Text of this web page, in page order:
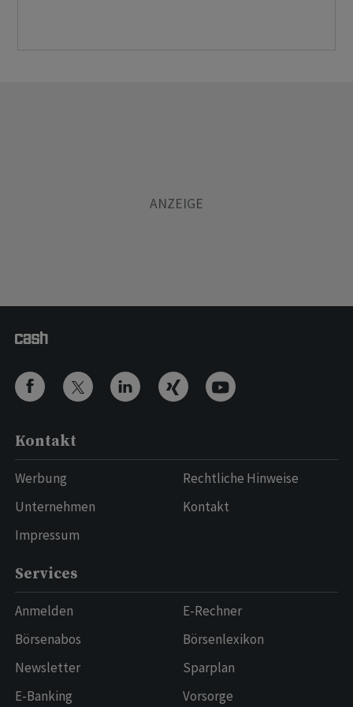
Kontakt
Werbung
Unternehmen
Impressum
Rechtliche Hinweise
Kontakt
Services
Anmelden
Börsenabos
Newsletter
E-Banking
E-Rechner
Börsenlexikon
Sparplan
Vorsorge